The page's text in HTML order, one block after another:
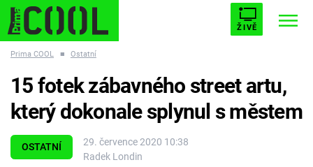
ŽIVĚ
ESCAPE PLNEJ KOTEL AVENGERS 5
Prima COOL ■ Ostatní
OSTATNÍ
29. července 2020 10:38
Radek Londin
15 fotek zábavného street artu,
který dokonale splynul s městem